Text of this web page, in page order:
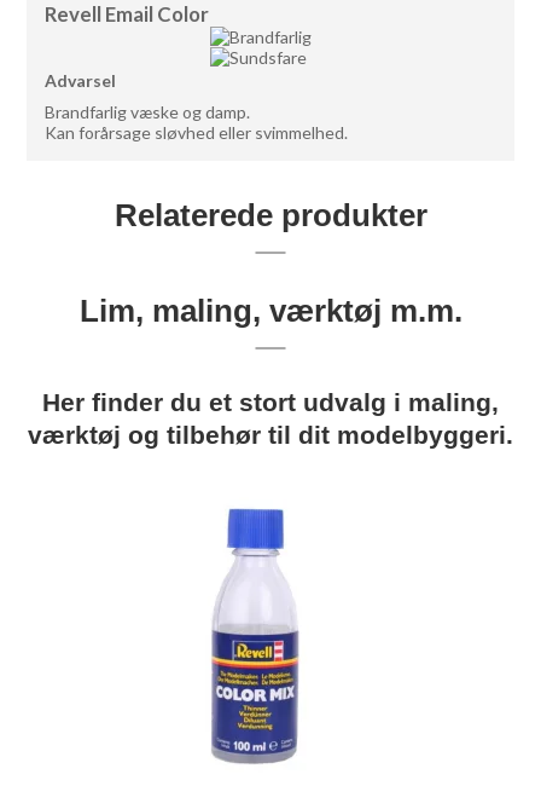
Revell Email Color
Advarsel
Brandfarlig væske og damp.
Kan forårsage sløvhed eller svimmelhed.
Relaterede produkter
Lim, maling, værktøj m.m.
Her finder du et stort udvalg i maling,
værktøj og tilbehør til dit modelbyggeri.